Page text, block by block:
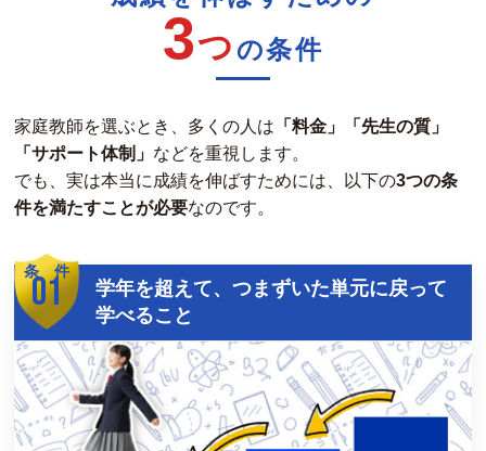
3つ の条件
家庭教師を選ぶとき、多くの人は 「料金」「先生の質」
「サポート体制」 などを重視します。
でも、実は本当に成績を伸ばすためには、以下の3つの条
件を満たすことが必要なのです。
条 件
01
学年を超えて、つまずいた単元に戻って
学べること